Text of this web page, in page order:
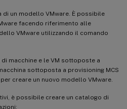
di un modello VMware. È possibile
facendo riferimento alle
VMware utilizzando il comando
macchine e le VM sottoposte a
sottoposta a provisioning MCS
creare un nuovo modello VMware.
è possibile creare un catalogo di